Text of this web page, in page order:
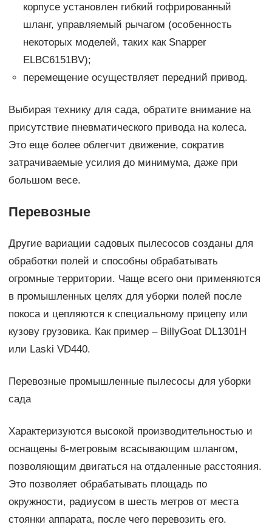
корпусе установлен гибкий гофрированный
шланг, управляемый рычагом (особенность
некоторых моделей, таких как Snapper
ELBC6151BV);
перемещение осуществляет передний привод.
Выбирая технику для сада, обратите внимание на
присутствие пневматического привода на колеса.
Это еще более облегчит движение, сократив
затрачиваемые усилия до минимума, даже при
большом весе.
Перевозные
Другие вариации садовых пылесосов созданы для
обработки полей и способны обрабатывать
огромные территории. Чаще всего они применяются
в промышленных целях для уборки полей после
покоса и цепляются к специальному прицепу или
кузову грузовика. Как пример – BillyGoat DL1301H
или Laski VD440.
Перевозные промышленные пылесосы для уборки
сада
Характеризуются высокой производительностью и
оснащены 6-метровым всасывающим шлангом,
позволяющим двигаться на отдаленные расстояния.
Это позволяет обрабатывать площадь по
окружности, радиусом в шесть метров от места
стоянки аппарата, после чего перевозить его.